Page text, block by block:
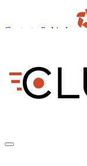
Contacto & Ajuda